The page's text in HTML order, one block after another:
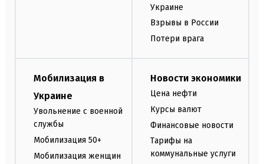
Украине
Взрывы в России
Потери врага
Мобилизация в
Украине
Увольнение с военной
службы
Мобилизация 50+
Мобилизация женщин
Новости экономики
Цена нефти
Курсы валют
Финансовые новости
Тарифы на
коммунальные услуги